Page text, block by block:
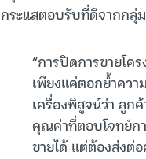
กระแสตอบรับที่ดีจากกลุ่
“การปิดการขายโค
เพียงแค่ตอกย้ำคว
เครื่องพิสูจน์ว่า ลูก
คุณค่าที่ตอบโจทย์กา
ขายได้ แต่ต้องส่งต่